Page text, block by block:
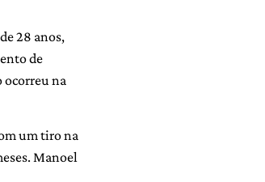
28 anos,
de
ocorreu na
um tiro na
Manoel